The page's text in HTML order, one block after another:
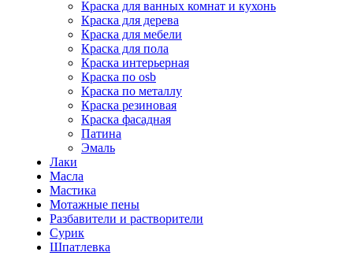
Краска для ванных комнат и кухонь
Краска для дерева
Краска для мебели
Краска для пола
Краска интерьерная
Краска по osb
Краска по металлу
Краска резиновая
Краска фасадная
Патина
Эмаль
Лаки
Масла
Мастика
Мотажные пены
Разбавители и растворители
Сурик
Шпатлевка